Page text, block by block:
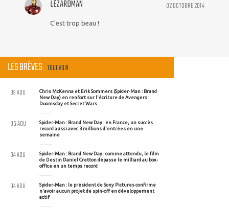
02 OCTOBRE 2014
LÉZARDMAN
C'est trop beau !
LES BRÈVES TOUT VOIR
Chris McKenna et Erik Sommers (Spider-Man : Brand
New Day) en renfort sur l'écriture de Avengers :
Doomsday et Secret Wars
06 AOU
Spider-Man : Brand New Day : en France, un succès
record aussi avec 3 millions d'entrées en une
semaine
05 AOU
Spider-Man : Brand New Day : comme attendu, le film
de Destin Daniel Cretton dépasse le milliard au box-
office en un temps record
04 AOU
Spider-Man : le président de Sony Pictures confirme
n'avoir aucun projet de spin-off en développement
actif
04 AOU